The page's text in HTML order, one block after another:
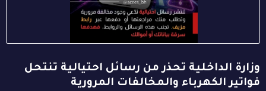
وزارة الداخلية تحذر من رسائل احتيالية تنتحل
فواتير الكهرباء والمخالفات المرورية